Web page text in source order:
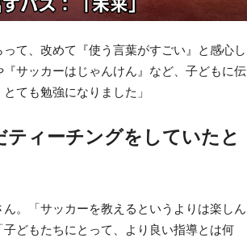
て、改めて『使う言葉がすごい』と感心し
サッカーはじゃんけん』など、子どもに伝
ても勉強になりました」
ティーチングをしていたと
。「サッカーを教えるというよりは楽しん
どもたちにとって、より良い指導とは何